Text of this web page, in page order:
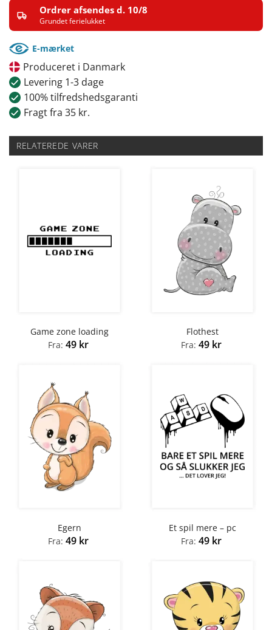
Ordrer afsendes d. 10/8
Grundet ferielukket
E-mærket
Produceret i Danmark
Levering 1-3 dage
100% tilfredshedsgaranti
Fragt fra 35 kr.
RELATEREDE VARER
Game zone loading
Fra: 49 kr
Flothest
Fra: 49 kr
Egern
Fra: 49 kr
Et spil mere – pc
Fra: 49 kr